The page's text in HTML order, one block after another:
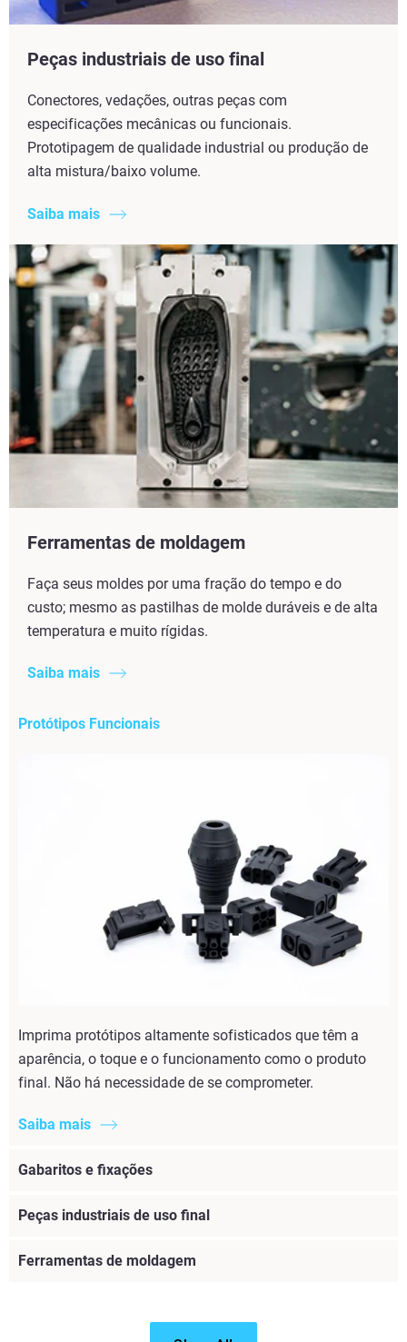
Peças industriais de uso final
Conectores, vedações, outras peças com
especificações mecânicas ou funcionais.
Prototipagem de qualidade industrial ou produção de
alta mistura/baixo volume.
Saiba mais
Ferramentas de moldagem
Faça seus moldes por uma fração do tempo e do
custo; mesmo as pastilhas de molde duráveis e de alta
temperatura e muito rígidas.
Saiba mais
Protótipos Funcionais
Imprima protótipos altamente sofisticados que têm a
aparência, o toque e o funcionamento como o produto
final. Não há necessidade de se comprometer.
Saiba mais
Gabaritos e fixações
Peças industriais de uso final
Ferramentas de moldagem